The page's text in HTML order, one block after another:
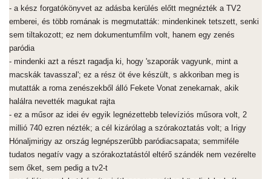
- a kész forgatókönyvet az adásba kerülés előtt megnézték a TV2
emberei, és több romának is megmutatták: mindenkinek tetszett, senki
sem tiltakozott; ez nem dokumentumfilm volt, hanem egy zenés
paródia
- mindenki azt a részt ragadja ki, hogy 'szaporák vagyunk, mint a
macskák tavasszal'; ez a rész öt éve készült, s akkoriban meg is
mutatták a roma zenészekből álló Fekete Vonat zenekarnak, akik
halálra nevették magukat rajta
- ez a műsor az idei év egyik legnézettebb televíziós műsora volt, 2
millió 740 ezren nézték; a cél kizárólag a szórakoztatás volt; a Irigy
Hónaljmirigy az ország legnépszerűbb paródiacsapata; semmiféle
tudatos negatív vagy a szórakoztatástól eltérő szándék nem vezérelte
sem őket, sem pedig a tv2-t